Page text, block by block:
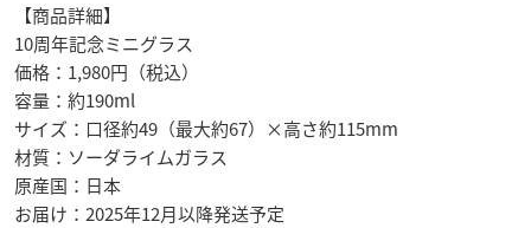
【商品詳細】
10周年記念ミニグラス
価格：1,980円（税込）
容量：約190ml
サイズ：口径約49（最大約67）×高さ約115mm
材質：ソーダライムガラス
原産国：日本
お届け：2025年12月以降発送予定